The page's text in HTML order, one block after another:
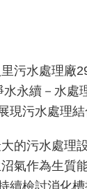
污水處理廠
永續－水
污水處理
的污水處理
氣作為生質
續檢討消化